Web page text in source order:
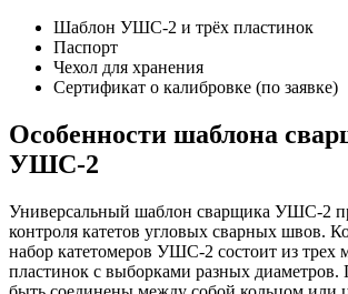
Шаблон УШС-2 и трёх пластинок
Паспорт
Чехол для хранения
Сертификат о калибровке (по заявке)
Особенности шаблона
УШС-2
Универсальный шаблон сварщика УШС-2
контроля катетов угловых сварных швов.
набор катетомеров УШС-2 состоит из трех
пластинок с выборками разных диаметров.